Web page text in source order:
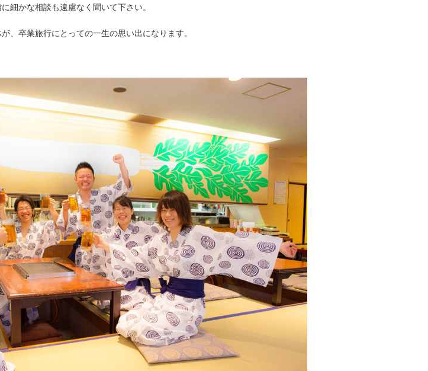
細かな相談も遠慮なく聞いて下さい。
、卒業旅行にとっての一生の思い出になります。